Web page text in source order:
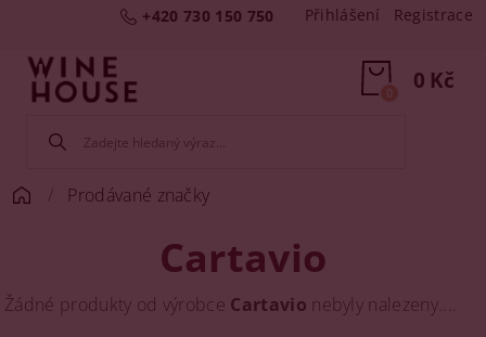
+420 730 150 750 Přihlášení Registrace
0 Kč
0
Prodávané značky
Cartavio
Žádné produkty od výrobce Cartavio nebyly nalezeny....